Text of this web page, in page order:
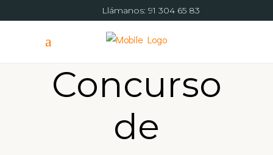
Llámanos: 91 304 65 83
Concurso
de